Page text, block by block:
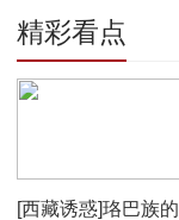
精彩看点
[西藏诱惑]珞巴族的